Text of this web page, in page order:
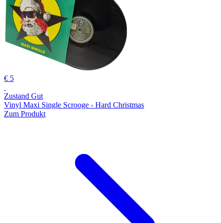
€ 5
Zustand Gut
Vinyl Maxi Single Scrooge - Hard Christmas
Zum Produkt